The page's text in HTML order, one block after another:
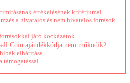
értékelésének kritériumai
a hivatalos és nem hivatalos források
járó kockázatok
Coin ajándékkódja nem működik?
elhárítása
támogatással